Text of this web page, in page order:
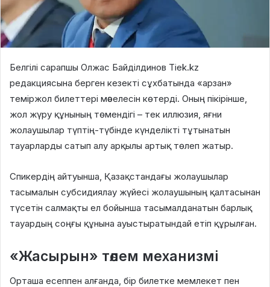
Белгілі сарапшы Олжас Байділдинов Tiek.kz
редакциясына берген кезекті сұхбатында «арзан»
теміржол билеттері мәселесін көтерді. Оның пікірінше,
жол жүру құнының төмендігі – тек иллюзия, яғни
жолаушылар түптің-түбінде күнделікті тұтынатын
тауарларды сатып алу арқылы артық төлеп жатыр.
Спикердің айтуынша, Қазақстандағы жолаушылар
тасымалын субсидиялау жүйесі жолаушының қалтасынан
түсетін салмақты ел бойынша тасымалданатын барлық
тауардың соңғы құнына ауыстыратындай етіп құрылған.
«Жасырын» төлем механизмі
Орташа есеппен алғанда, бір билетке мемлекет пен